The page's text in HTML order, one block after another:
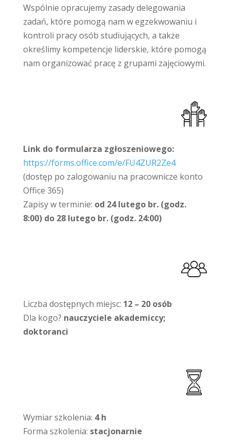
Wspólnie opracujemy zasady delegowania
zadań, które pomogą nam w egzekwowaniu i
kontroli pracy osób studiujących, a także
określimy kompetencje liderskie, które pomogą
nam organizować pracę z grupami zajęciowymi.
Link do formularza zgłoszeniowego:
https://forms.office.com/e/FU4ZUR2Ze4
(dostęp po zalogowaniu na pracownicze konto
Office 365)
Zapisy w terminie: od 24 lutego br. (godz.
8:00) do 28 lutego br. (godz. 24:00)
Liczba dostępnych miejsc: 12 – 20 osób
Dla kogo? nauczyciele akademiccy;
doktoranci
Wymiar szkolenia: 4 h
Forma szkolenia: stacjonarnie